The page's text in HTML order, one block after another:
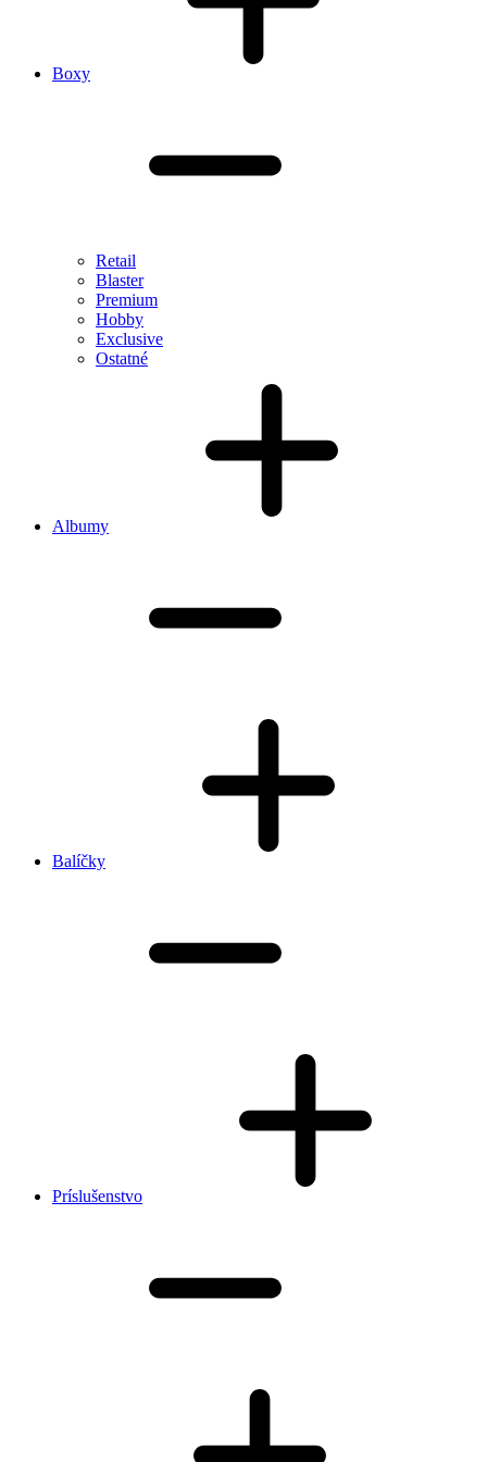
Boxy
Retail
Blaster
Premium
Hobby
Exclusive
Ostatné
Albumy
Balíčky
Príslušenstvo